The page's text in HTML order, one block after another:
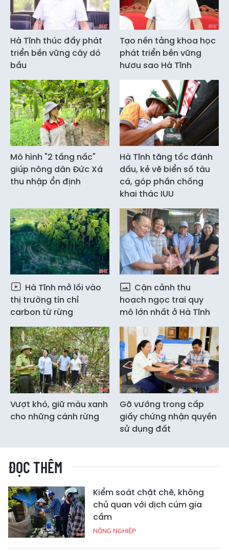
Hà Tĩnh thúc đẩy phát
triển bền vững cây dó
bầu
Tạo nền tảng khoa học
phát triển bền vững
hươu sao Hà Tĩnh
Mô hình "2 tầng nấc"
giúp nông dân Đức Xá
thu nhập ổn định
Hà Tĩnh tăng tốc đánh
dấu, kẻ vẽ biển số tàu
cá, góp phần chống
khai thác IUU
Hà Tĩnh mở lối vào
thị trường tín chỉ
carbon từ rừng
Cận cảnh thu
hoạch ngọc trai quy
mô lớn nhất ở Hà Tĩnh
Vượt khó, giữ màu xanh
cho những cánh rừng
Gỡ vướng trong cấp
giấy chứng nhận quyền
sử dụng đất
ĐỌC THÊM
Kiểm soát chặt chẽ, không
chủ quan với dịch cúm gia
cầm
NÔNG NGHIỆP